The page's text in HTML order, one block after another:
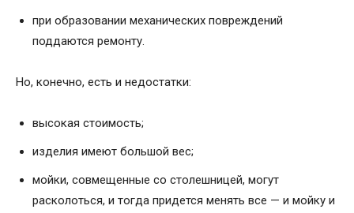
при образовании механических повреждений
поддаются ремонту.
Но, конечно, есть и недостатки:
высокая стоимость;
изделия имеют большой вес;
мойки, совмещенные со столешницей, могут
расколоться, и тогда придется менять все — и мойку и